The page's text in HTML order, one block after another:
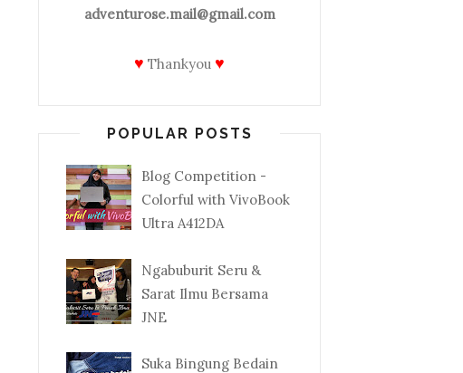
adventurose.mail@gmail.com
♥ Thankyou ♥
POPULAR POSTS
Blog Competition -
Colorful with VivoBook
Ultra A412DA
Ngabuburit Seru &
Sarat Ilmu Bersama
JNE
Suka Bingung Bedain